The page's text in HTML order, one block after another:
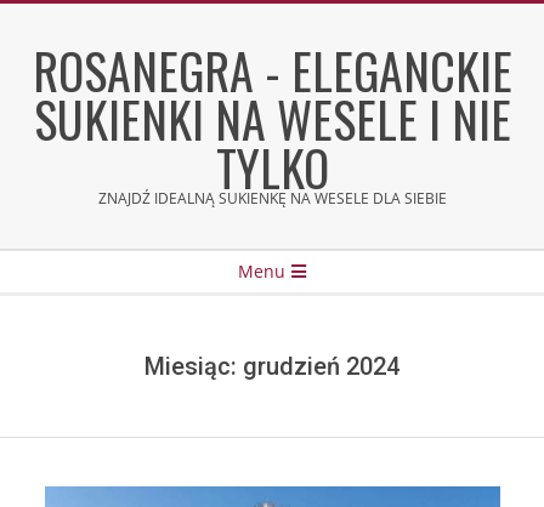
contentROSANEGRA - ELEGANCKIE
SUKIENKI NA WESELE I NIE
TYLKO
ZNAJDŹ IDEALNĄ SUKIENKĘ NA WESELE DLA SIEBIE
Menu
Miesiąc: grudzień 2024